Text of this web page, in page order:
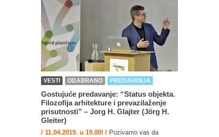
VESTI ODABRANO PREDAVANJA
Gostujuće predavanje: “Status objekta.
Filozofija arhitekture i prevazilaženje
prisutnosti” – Jorg H. Glajter (Jörg H.
Gleiter)
/ 11.04.2019. u 19.00! / Pozivamo vas da